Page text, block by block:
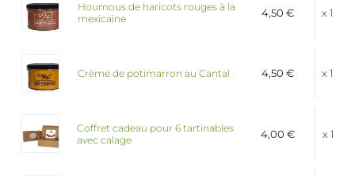
Houmous de haricots rouges à la
mexicaine
4,50 € x 1
Crème de potimarron au Cantal 4,50 € x 1
Coffret cadeau pour 6 tartinables
avec calage
4,00 € x 1